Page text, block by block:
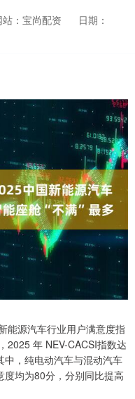
站：宝尚配资
日期：
能源汽车行业用户满意度指
2025 年 NEV-CACSI指数达
，纯电动汽车与混动汽车
度均为80分，分别同比提高